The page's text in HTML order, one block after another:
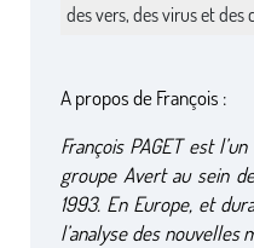
des vers, des virus et des
A propos de François :
François PAGET est
groupe Avert au sein
1993. En Europe, et
l’analyse des nouvelles